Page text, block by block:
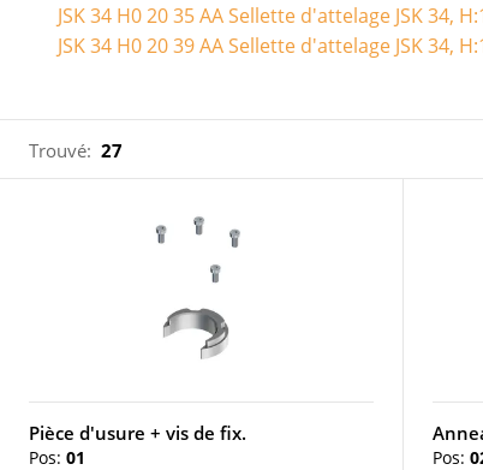
JSK 34 H0 20 35 AA Sellette d'attelage JSK 34,
JSK 34 H0 20 39 AA Sellette d'attelage JSK 34,
Trouvé: 27
Pièce d'usure + vis de fix.
Pos: 01
Pos: